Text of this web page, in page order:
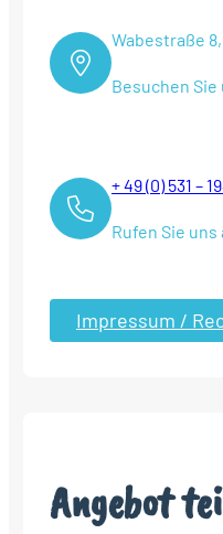
Wabestraße
Besuchen Sie
+ 49 (0) 531 –
Rufen Sie uns
Impressum /
Angebot